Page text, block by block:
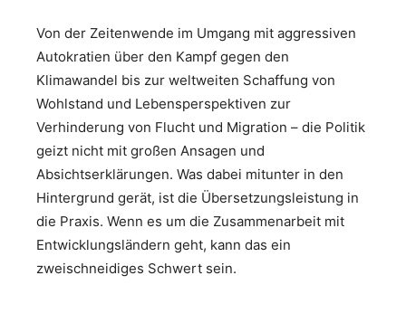
Von der Zeitenwende im Umgang mit aggressiven
Autokratien über den Kampf gegen den
Klimawandel bis zur weltweiten Schaffung von
Wohlstand und Lebensperspektiven zur
Verhinderung von Flucht und Migration – die Politik
geizt nicht mit großen Ansagen und
Absichtserklärungen. Was dabei mitunter in den
Hintergrund gerät, ist die Übersetzungsleistung in
die Praxis. Wenn es um die Zusammenarbeit mit
Entwicklungsländern geht, kann das ein
zweischneidiges Schwert sein.